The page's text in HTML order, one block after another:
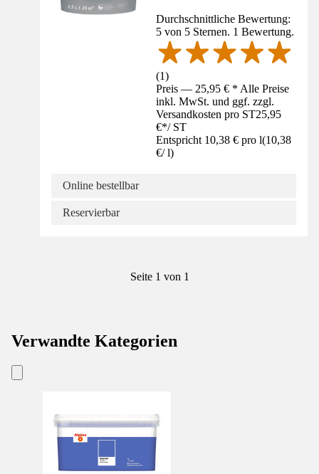
Durchschnittliche Bewertung:
5 von 5 Sternen. 1 Bewertung.
(1)
Preis — 25,95 € * Alle Preise
inkl. MwSt. und ggf. zzgl.
Versandkosten pro ST25,95
€*/ ST
Entspricht 10,38 € pro l(10,38
€/ l)
Online bestellbar
Reservierbar
Seite 1 von 1
Verwandte Kategorien